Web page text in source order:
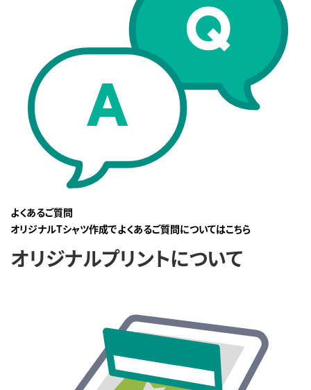
よくあるご質問
オリジナルTシャツ作成でよくあるご質問についてはこちら
オリジナルプリントについて